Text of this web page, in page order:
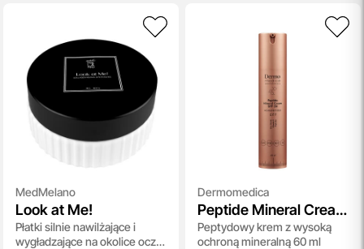
MedMelano
Look at Me!
Płatki silnie nawilżające i
wygładzające na okolice oczu
Dermomedica
Peptide Mineral Cream
SPF 50
Peptydowy krem z wysoką
ochroną mineralną 60 ml